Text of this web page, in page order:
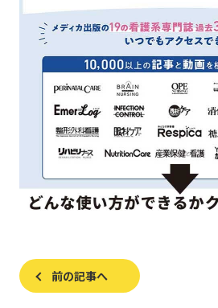
前の記事へ